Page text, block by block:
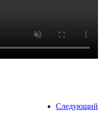
Следующий